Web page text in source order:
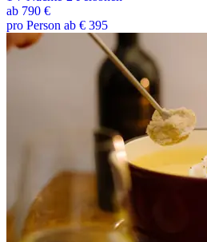
ab 790 €
pro Person ab € 395